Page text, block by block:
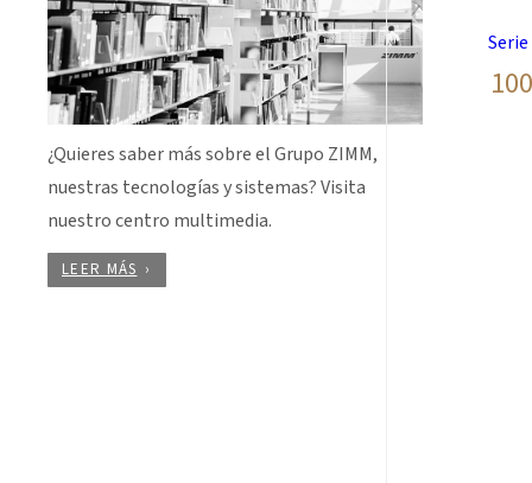
¿Quieres saber más sobre el Grupo ZIMM,
nuestras tecnologías y sistemas? Visita
nuestro centro multimedia.
LEER MÁS